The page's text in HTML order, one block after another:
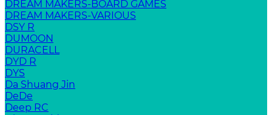
DREAM MAKERS-BOARD GAMES
DREAM MAKERS-VARIOUS
DSY R
DUMOON
DURACELL
DYD R
DYS
Da Shuang Jin
DeDe
Deep RC